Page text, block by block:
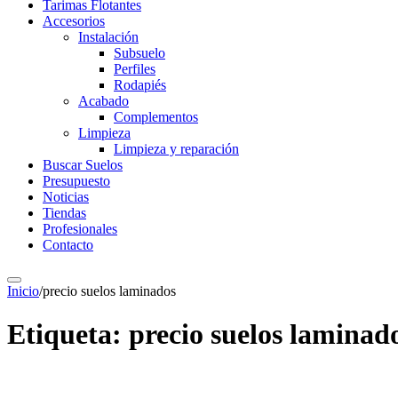
Tarimas Flotantes
Accesorios
Instalación
Subsuelo
Perfiles
Rodapiés
Acabado
Complementos
Limpieza
Limpieza y reparación
Buscar Suelos
Presupuesto
Noticias
Tiendas
Profesionales
Contacto
Inicio/precio suelos laminados
Etiqueta: precio suelos